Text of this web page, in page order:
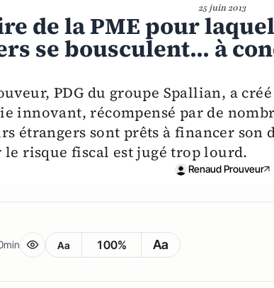
25 juin 2013
de la PME pour
se bousculent... à
PDG du groupe Spallian, a
innovant, récompensé par de
étrangers sont prêts à financer son
le risque fiscal est jugé trop lourd.
Renaud Prouveur
Aa 100% Aa